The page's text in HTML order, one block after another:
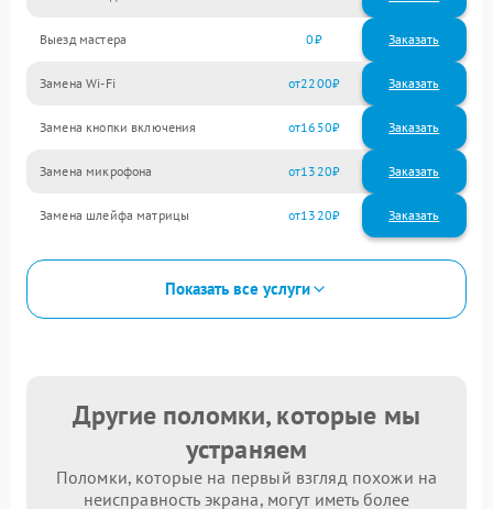
Выезд мастера 0 Заказать
Замена Wi-Fi 2200
Замена кнопки включения 1650
Замена микрофона 1320
Замена шлейфа матрицы 1320
Показать все услуги
Другие поломки, которые мы
устраняем
Поломки, которые на первый взгляд похожи на
неисправность экрана, могут иметь более